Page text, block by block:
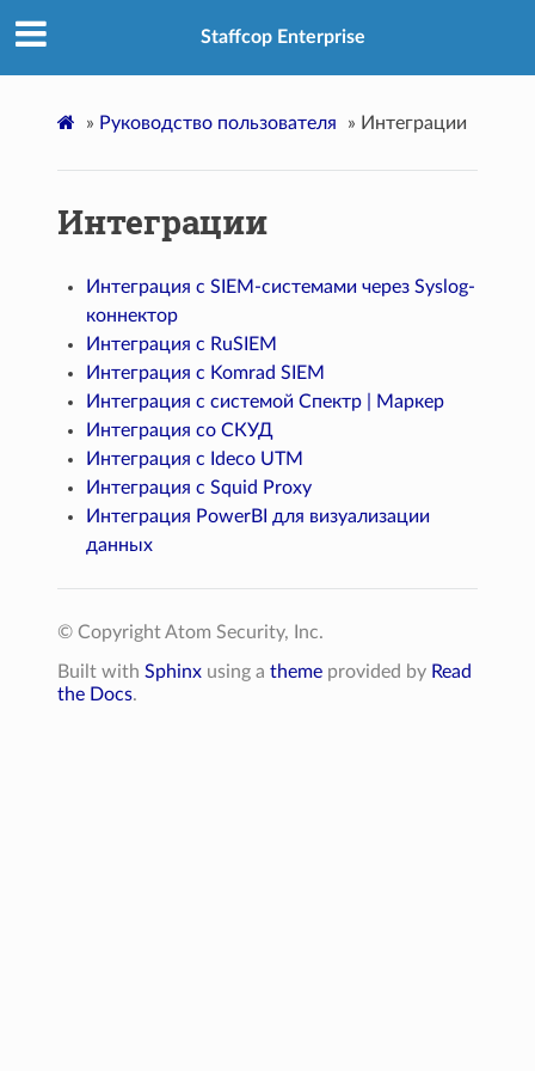
Staffcop Enterprise
» Руководство пользователя » Интеграции
Интеграции
Интеграция с SIEM-системами через Syslog-
коннектор
Интеграция с RuSIEM
Интеграция с Komrad SIEM
Интеграция с системой Спектр | Маркер
Интеграция со СКУД
Интеграция с Ideco UTM
Интеграция с Squid Proxy
Интеграция PowerBI для визуализации
данных
© Copyright Atom Security, Inc.
Built withSphinx using atheme provided by Read
the Docs.